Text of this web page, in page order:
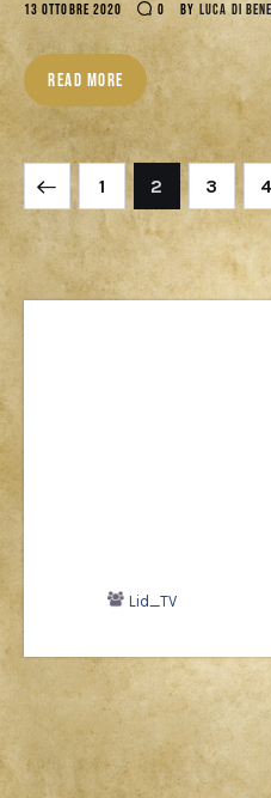
13 OTTOBRE 2020 0 BY LUCA DI
READ MORE
1 2 3 4
>
Lid_TV